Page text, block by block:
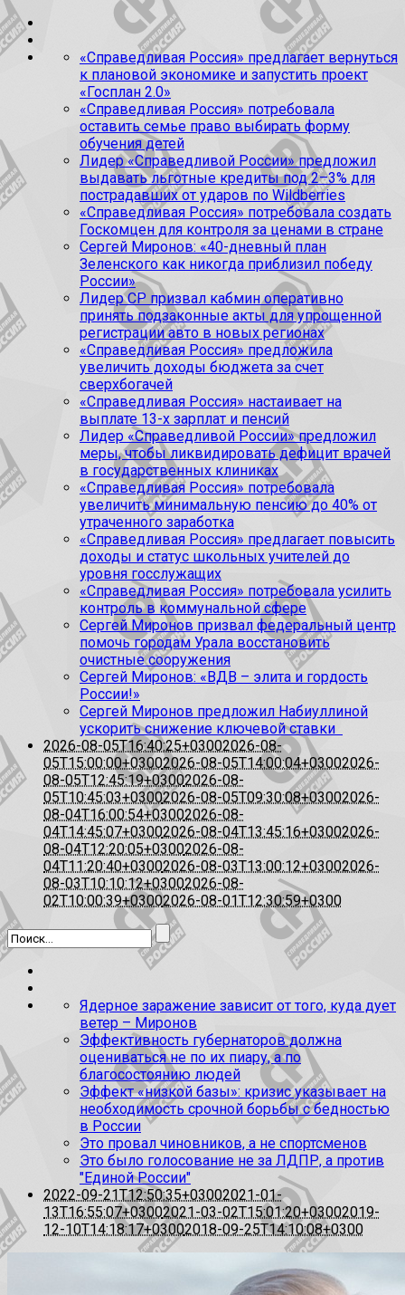
«Справедливая Россия» предлагает вернуться
к плановой экономике и запустить проект
«Госплан 2.0»
«Справедливая Россия» потребовала
оставить семье право выбирать форму
обучения детей
Лидер «Справедливой России» предложил
выдавать льготные кредиты под 2–3% для
пострадавших от ударов по Wildberries
«Справедливая Россия» потребовала создать
Госкомцен для контроля за ценами в стране
Сергей Миронов: «40-дневный план
Зеленского как никогда приблизил победу
России»
Лидер СР призвал кабмин оперативно
принять подзаконные акты для упрощенной
регистрации авто в новых регионах
«Справедливая Россия» предложила
увеличить доходы бюджета за счет
сверхбогачей
«Справедливая Россия» настаивает на
выплате 13-х зарплат и пенсий
Лидер «Справедливой России» предложил
меры, чтобы ликвидировать дефицит врачей
в государственных клиниках
«Справедливая Россия» потребовала
увеличить минимальную пенсию до 40% от
утраченного заработка
«Справедливая Россия» предлагает повысить
доходы и статус школьных учителей до
уровня госслужащих
«Справедливая Россия» потребовала усилить
контроль в коммунальной сфере
Сергей Миронов призвал федеральный центр
помочь городам Урала восстановить
очистные сооружения
Сергей Миронов: «ВДВ – элита и гордость
России!»
Сергей Миронов предложил Набиуллиной
ускорить снижение ключевой ставки
2026-08-05T16:40:25+03002026-08-
05T15:00:00+03002026-08-05T14:00:04+03002026-
08-05T12:45:19+03002026-08-
05T10:45:03+03002026-08-05T09:30:08+03002026-
08-04T16:00:54+03002026-08-
04T14:45:07+03002026-08-04T13:45:16+03002026-
08-04T12:20:05+03002026-08-
04T11:20:40+03002026-08-03T13:00:12+03002026-
08-03T10:10:12+03002026-08-
02T10:00:39+03002026-08-01T12:30:59+0300
Ядерное заражение зависит от того, куда дует
ветер – Миронов
Эффективность губернаторов должна
оцениваться не по их пиару, а по
благосостоянию людей
Эффект «низкой базы»: кризис указывает на
необходимость срочной борьбы с бедностью
в России
Это провал чиновников, а не спортсменов
Это было голосование не за ЛДПР, а против
"Единой России"
2022-09-21T12:50:35+03002021-01-
13T16:55:07+03002021-03-02T15:01:20+03002019-
12-10T14:18:17+03002018-09-25T14:10:08+0300